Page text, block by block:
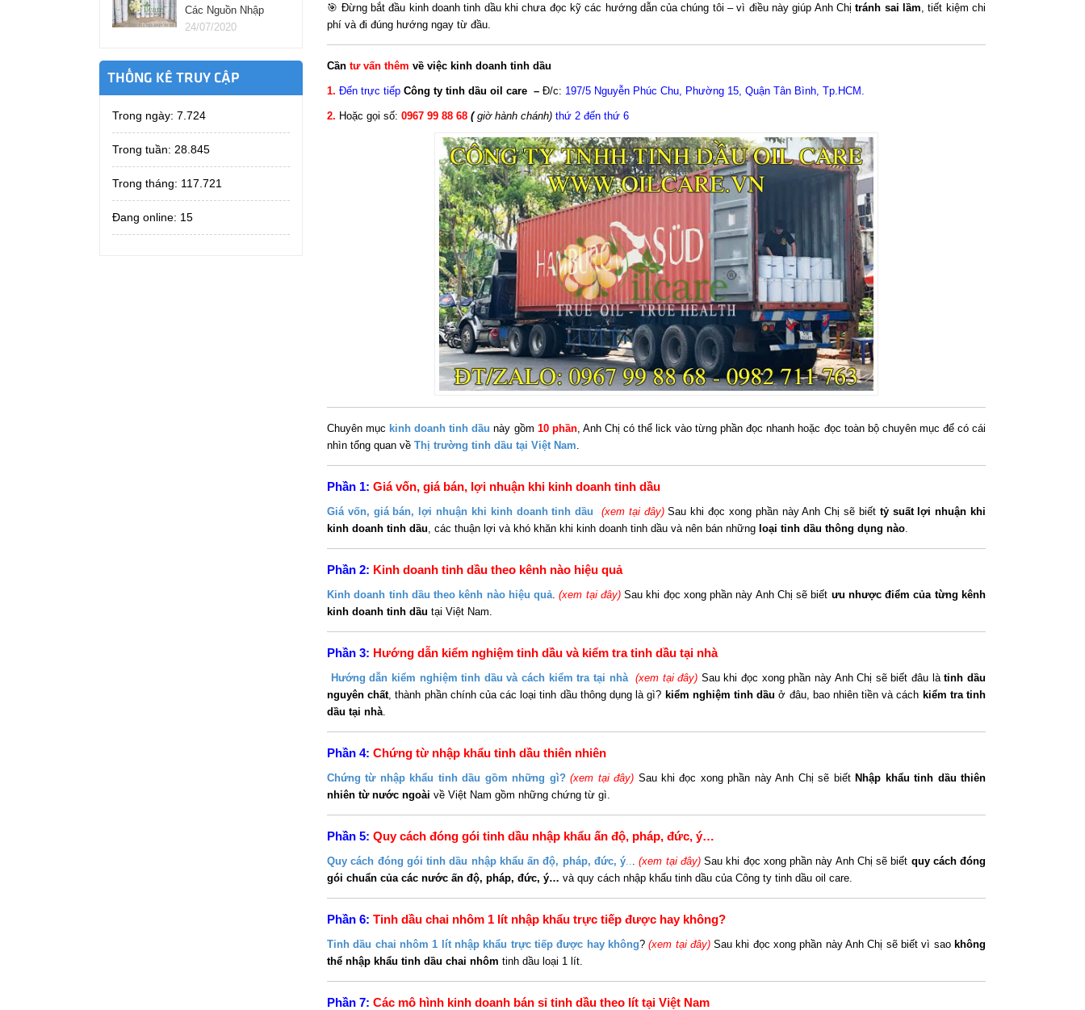
Các Nguồn Nhập
Tinh Dầu Giá Sỉ Tại
24/07/2020
THỐNG KÊ TRUY CẬP
Trong ngày: 7.724
Trong tuần: 28.845
Trong tháng: 117.721
Đang online: 15
🎯 Đừng bắt đầu kinh doanh tinh dầu khi chưa đọc kỹ các hướng dẫn của chúng tôi – vì điều này giúp Anh Chịtránh sai lầm, tiết kiệm chi
phí và đi đúng hướng ngay từ đầu.
Cần tư vấn thêm về việc kinh doanh tinh dầu
1. Đến trực tiếp Công ty tinh dầu oil care – Đ/c: 197/5 Nguyễn Phúc Chu, Phường 15, Quận Tân Bình, Tp.HCM.
2. Hoặc gọi số: 0967 99 88 68 (giờ hành chánh) thứ 2 đến thứ 6
Chuyên mục kinh doanh tinh dầu này gồm 10 phần, Anh Chị có thể lick vào từng phần đọc nhanh hoặc đọc toàn bộ chuyên mục để có cái
nhìn tổng quan về Thị trường tinh dầu tại Việt Nam
Phần 1: Giá vốn, giá bán, lợi nhuận khi kinh doanh tinh dầu
Giá vốn, giá bán, lợi nhuận khi kinh doanh tinh dầu (xem tại đây)Sau khi đọc xong phần này Anh Chị sẽ biết tỷ suất lợi nhuận khi
kinh doanh tinh dầu , các thuận lợi và khó khăn khi kinh doanh tinh dầu và nên bán những loại tinh dầu thông dụng nào
Phần 2: Kinh doanh tinh dầu theo kênh nào hiệu quả
Kinh doanh tinh dầu theo kênh nào hiệu quả .(xem tại đây)Sau khi đọc xong phần này Anh Chị sẽ biết ưu nhược điểm của từng kênh
kinh doanh tinh dầu tại Việt Nam.
Phần 3: Hướng dẫn kiểm nghiệm tinh dầu và kiểm tra tinh dầu tại nhà
Hướng dẫn kiểm nghiệm tinh dầu và cách kiểm tra tại nhà (xem tại đây) Sau khi đọc xong phần này Anh Chị sẽ biết đâu làtinh dầu
nguyên chất, thành phần chính của các loại tinh dầu thông dụng là gì? kiểm nghiệm tinh dầu ở đâu, bao nhiên tiền và cách kiểm tra tinh
dầu tại nhà
Phần 4: Chứng từ nhập khẩu tinh dầu thiên nhiên
Chứng từ nhập khẩu tinh dầu gồm những gì?(xem tại đây) Sau khi đọc xong phần này Anh Chị sẽ biết Nhập khẩu tinh dầu thiên
nhiên từ nước ngoài về Việt Nam gồm những chứng từ gì.
Phần 5: Quy cách đóng gói tinh dầu nhập khẩu ấn độ, pháp, đức, ý…
Quy cách đóng gói tinh dầu nhập khẩu ấn độ, pháp, đức, ý .(xem tại đây) Sau khi đọc xong phần này Anh Chị sẽ biết quy cách đóng
gói chuẩn của các nước ấn độ, pháp, đức, ý… và quy cách nhập khẩu tinh dầu của Công ty tinh dầu oil care.
Phần 6: Tinh dầu chai nhôm 1 lít nhập khẩu trực tiếp được hay không?
Tinh dầu chai nhôm 1 lít nhập khẩu trực tiếp được hay không?(xem tại đây)Sau khi đọc xong phần này Anh Chị sẽ biết vì saokhông
thể nhập khẩu tinh dầu chai nhôm tinh dầu loại 1 lít.
Phần 7: Các mô hình kinh doanh bán sỉ tinh dầu theo lít tại Việt Nam